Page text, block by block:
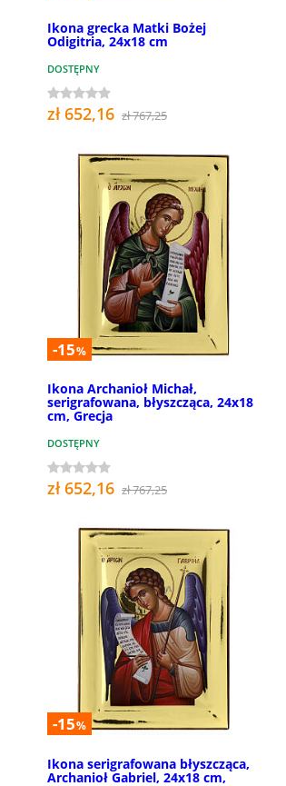
Ikona grecka Matki Bożej
Odigitria, 24x18 cm
DOSTĘPNY
zł 652,16 zł 767,25
-15%
Ikona Archanioł Michał,
serigrafowana, błyszcząca, 24x18
cm, Grecja
DOSTĘPNY
zł 652,16 zł 767,25
-15%
Ikona serigrafowana błyszcząca,
Archanioł Gabriel, 24x18 cm,